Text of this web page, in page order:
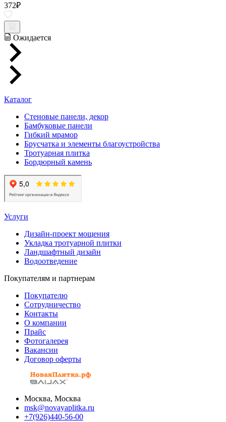
372₽
Ожидается
Каталог
Стеновые панели, декор
Бамбуковые панели
Гибкий мрамор
Брусчатка и элементы благоустройства
Тротуарная плитка
Бордюрный камень
Услуги
Дизайн-проект мощения
Укладка тротуарной плитки
Ландшафтный дизайн
Водоотведение
Покупателям и партнерам
Покупателю
Сотрудничество
Контакты
О компании
Прайс
Фотогалерея
Вакансии
Договор оферты
Москва, Москва
msk@novayaplitka.ru
+7(926)440-56-00